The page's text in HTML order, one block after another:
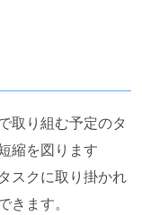
取り組む予定のタ
縮を図ります
スクに取り掛かれ
ます。